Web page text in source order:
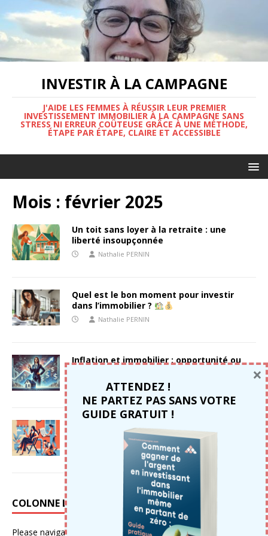
INVESTIR À LA CAMPAGNE
J'AIDE LES FEMMES À RÉUSSIR LEUR PREMIER
INVESTISSEMENT IMMOBILIER À LA CAMPAGNE SANS
STRESS NI ERREUR COÛTEUSE GRÂCE À UNE MÉTHODE,
ÉTAPE PAR ÉTAPE, CLAIRE ET ACCESSIBLE
Mois : février 2025
Un toit sans loyer à la retraite : une
liberté insoupçonnée
Nathalie PERNIN
Quel est le bon moment pour investir
dans l’immobilier ?
Nathalie PERNIN
Inflation et immobilier : opportunité ou
Nathalie PERNIN
L’investissement locatif fait il de nous
des paresseux ?
Nathalie PERNIN
COLONNE LATÉRALE
Please navigate to Apparence → Widgetsin your WordPress
ATTENDEZ !
NE PARTEZ PAS SANS VOTRE
GUIDE GRATUIT !
×